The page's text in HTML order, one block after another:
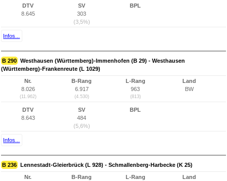
DTV
8.645
SV
303
(3,5%)
BPL
Infos...
B 290 Westhausen (Württemberg)-Immenhofen (B 29) - Westhausen
(Württemberg)-Frankenreute (L 1029)
Nr.
8.026
(11.962)
B-Rang
6.917
(4.530)
L-Rang
963
(813)
Land
BW
DTV
8.643
SV
484
(5,6%)
BPL
Infos...
B 236 Lennestadt-Gleierbrück (L 928) - Schmallenberg-Harbecke (K 25)
Nr.
B-Rang
L-Rang
Land